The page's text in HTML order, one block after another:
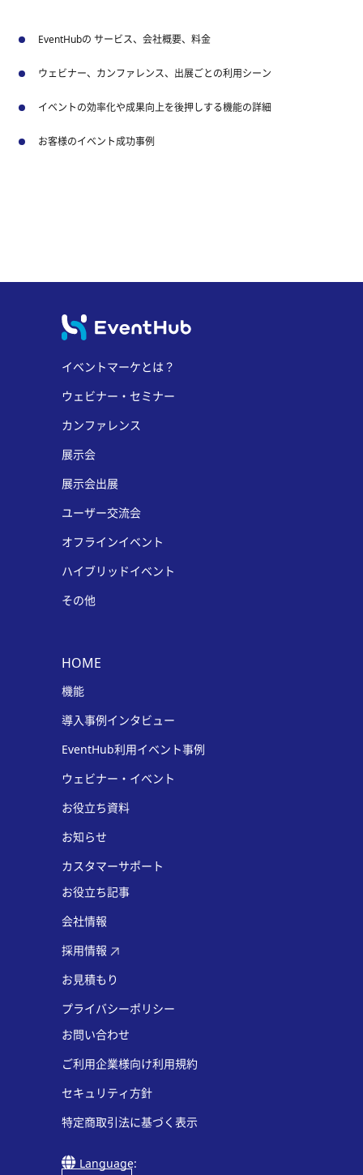
EventHubの サービス、会社概要、料金
ウェビナー、カンファレンス、出展ごとの利用シーン
イベントの効率化や成果向上を後押しする機能の詳細
お客様のイベント成功事例
イベントマーケとは？
ウェビナー・セミナー
カンファレンス
展示会
展示会出展
ユーザー交流会
オフラインイベント
ハイブリッドイベント
その他
HOME
機能
導入事例インタビュー
EventHub利用イベント事例
ウェビナー・イベント
お役立ち資料
お知らせ
カスタマーサポート
お役立ち記事
会社情報
採用情報
お見積もり
プライバシーポリシー
お問い合わせ
ご利用企業様向け利用規約
セキュリティ方針
特定商取引法に基づく表示
Language: